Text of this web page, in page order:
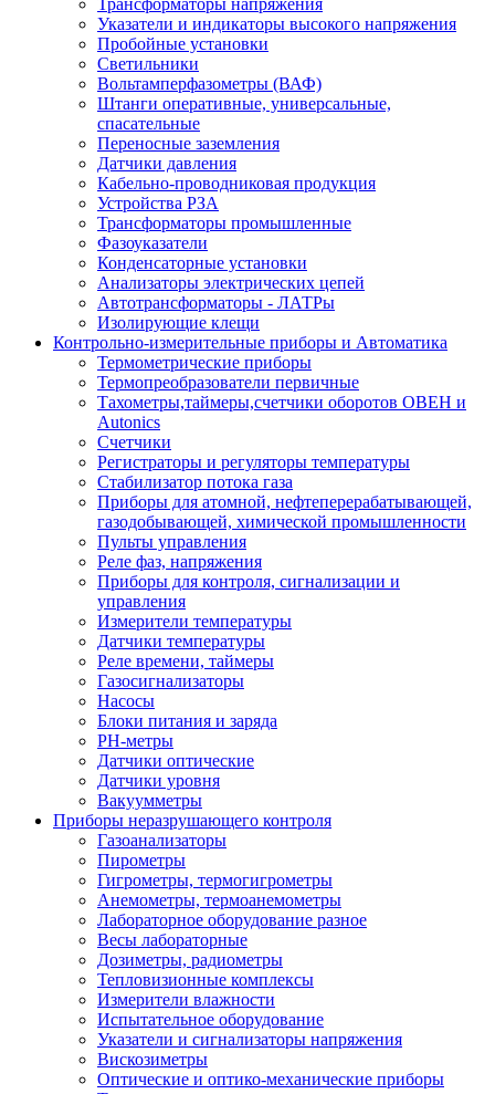
Трансформаторы напряжения
Указатели и индикаторы высокого напряжения
Пробойные установки
Светильники
Вольтамперфазометры (ВАФ)
Штанги оперативные, универсальные,
спасательные
Переносные заземления
Датчики давления
Кабельно-проводниковая продукция
Устройства РЗА
Трансформаторы промышленные
Фазоуказатели
Конденсаторные установки
Анализаторы электрических цепей
Автотрансформаторы - ЛАТРы
Изолирующие клещи
Контрольно-измерительные приборы и Автоматика
Термометрические приборы
Термопреобразователи первичные
Тахометры,таймеры,счетчики оборотов ОВЕН и
Autonics
Счетчики
Регистраторы и регуляторы температуры
Стабилизатор потока газа
Приборы для атомной, нефтеперерабатывающей,
газодобывающей, химической промышленности
Пульты управления
Реле фаз, напряжения
Приборы для контроля, сигнализации и
управления
Измерители температуры
Датчики температуры
Реле времени, таймеры
Газосигнализаторы
Насосы
Блоки питания и заряда
PH-метры
Датчики оптические
Датчики уровня
Вакуумметры
Приборы неразрушающего контроля
Газоанализаторы
Пирометры
Гигрометры, термогигрометры
Анемометры, термоанемометры
Лабораторное оборудование разное
Весы лабораторные
Дозиметры, радиометры
Тепловизионные комплексы
Измерители влажности
Испытательное оборудование
Указатели и сигнализаторы напряжения
Вискозиметры
Оптические и оптико-механические приборы